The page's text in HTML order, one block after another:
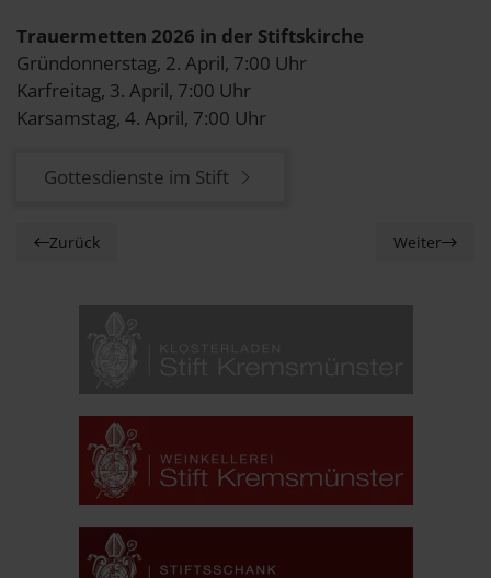
Trauermetten 2026 in der Stiftskirche
Gründonnerstag, 2. April, 7:00 Uhr
Karfreitag, 3. April, 7:00 Uhr
Karsamstag, 4. April, 7:00 Uhr
Gottesdienste im Stift
Zurück Weiter